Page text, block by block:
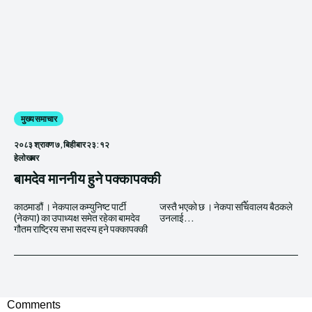
मुख्य समाचार
२०८३ श्रावण ७, बिहीबार २३:१२
हेलाेखबर
बामदेव माननीय हुने पक्कापक्की
काठमाडौं । नेकपाल कम्युनिष्ट पार्टी
(नेकपा) का उपाध्यक्ष समेत रहेका बामदेव
गौतम राष्ट्रिय सभा सदस्य हुने पक्कापक्की
जस्तै भएको छ । नेकपा सचिवालय बैठकले
उनलाई...
Comments